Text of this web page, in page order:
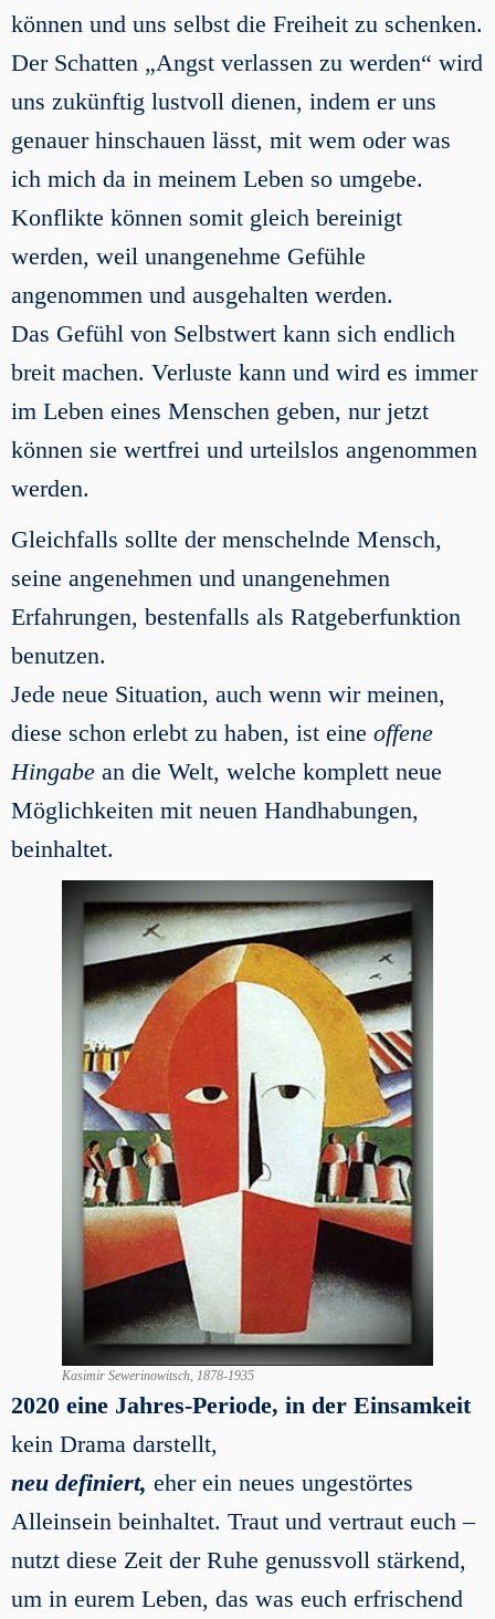
können und uns selbst die Freiheit zu schenken.
Der Schatten „Angst verlassen zu werden“ wird
uns zukünftig lustvoll dienen, indem er uns
genauer hinschauen lässt, mit wem oder was
ich mich da in meinem Leben so umgebe.
Konflikte können somit gleich bereinigt
werden, weil unangenehme Gefühle
angenommen und ausgehalten werden.
Das Gefühl von Selbstwert kann sich endlich
breit machen. Verluste kann und wird es immer
im Leben eines Menschen geben, nur jetzt
können sie wertfrei und urteilslos angenommen
werden.
Gleichfalls sollte der menschelnde Mensch,
seine angenehmen und unangenehmen
Erfahrungen, bestenfalls als Ratgeberfunktion
benutzen.
Jede neue Situation, auch wenn wir meinen,
diese schon erlebt zu haben, ist eine offene
Hingabe an die Welt, welche komplett neue
Möglichkeiten mit neuen Handhabungen,
beinhaltet.
Kasimir Sewerinowitsch, 1878-1935
2020 eine Jahres-Periode, in der Einsamkeit
kein Drama darstellt,
neu definiert, eher ein neues ungestörtes
Alleinsein beinhaltet. Traut und vertraut euch –
nutzt diese Zeit der Ruhe genussvoll stärkend,
um in eurem Leben, das was euch erfrischend